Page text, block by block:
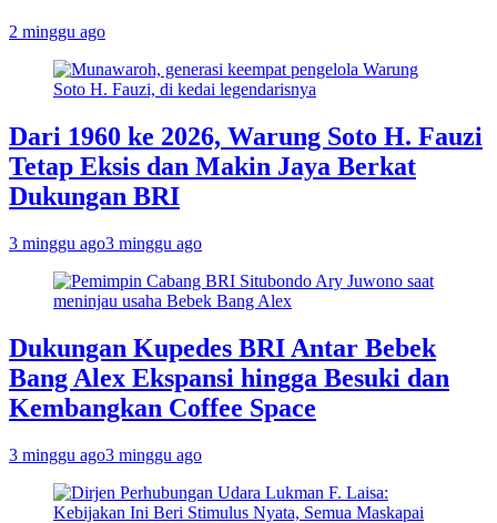
2 minggu ago
Dari 1960 ke 2026, Warung Soto H. Fauzi
Tetap Eksis dan Makin Jaya Berkat
Dukungan BRI
3 minggu ago3 minggu ago
Dukungan Kupedes BRI Antar Bebek
Bang Alex Ekspansi hingga Besuki dan
Kembangkan Coffee Space
3 minggu ago3 minggu ago